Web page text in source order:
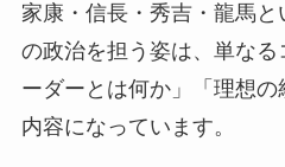
家康・信長・秀吉・龍馬
の政治を担う姿は、単なる
ーダーとは何か」「理想の
内容になっています。